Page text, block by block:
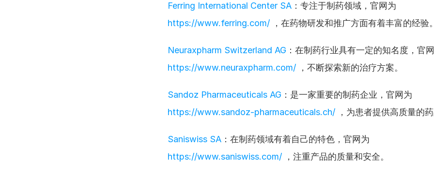
Ferring International Center SA
https://www.ferring.com/ ，在药物研发和推广方面有着丰富的经验。
Neuraxpharm Switzerland AG
https://www.neuraxpharm.com/ ，不断探索新的治疗方案。
Sandoz Pharmaceuticals AG
https://www.sandoz-pharmaceuticals.ch/ ，为患者提供高质量的药
Saniswiss SA
https://www.saniswiss.com/ ，注重产品的质量和安全。